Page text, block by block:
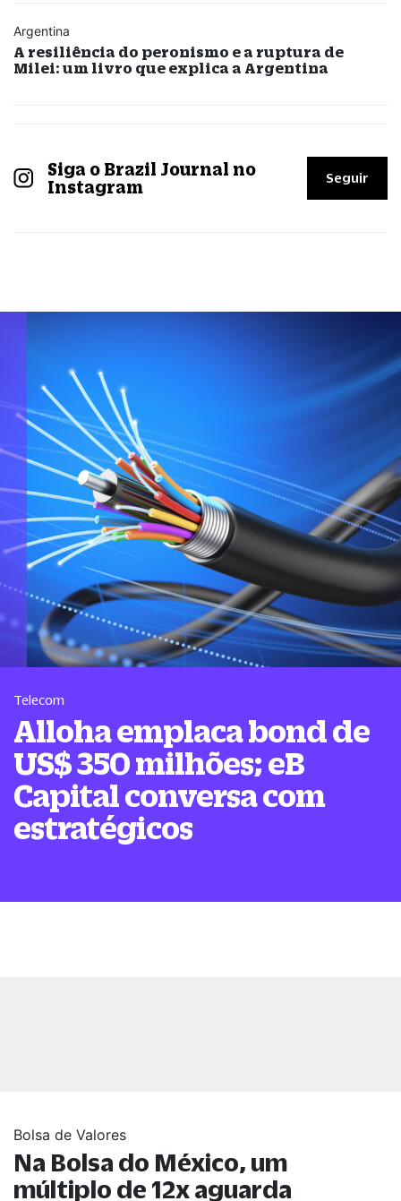
Argentina
A resiliência do peronismo e a ruptura de
Milei: um livro que explica a Argentina
Siga o Brazil Journal no
Instagram
Seguir
Telecom
Alloha emplaca bond de
US$ 350 milhões; eB
Capital conversa com
estratégicos
Bolsa de Valores
Na Bolsa do México, um
múltiplo de 12x aguarda